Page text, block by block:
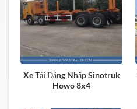
Xe Tải Đăng Nhập Sinotruk
Howo 8x4